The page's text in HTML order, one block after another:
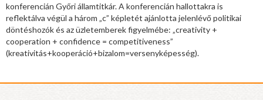
konferencián Győri államtitkár. A konferencián hallottakra is
reflektálva végül a három „c” képletét ajánlotta jelenlévő politikai
döntéshozók és az üzletemberek figyelmébe: „creativity +
cooperation + confidence = competitiveness”
(kreativitás+kooperáció+bizalom=versenyképesség).